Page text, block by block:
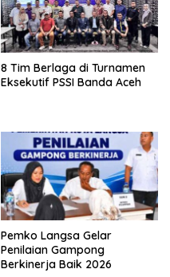
8 Tim Berlaga di Turnamen
Eksekutif PSSI Banda Aceh
Pemko Langsa Gelar
Penilaian Gampong
Berkinerja Baik 2026